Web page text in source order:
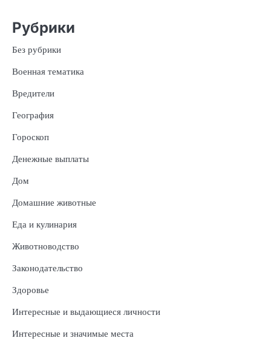
Рубрики
Без рубрики
Военная тематика
Вредители
География
Гороскоп
Денежные выплаты
Дом
Домашние животные
Еда и кулинария
Животноводство
Законодательство
Здоровье
Интересные и выдающиеся личности
Интересные и значимые места